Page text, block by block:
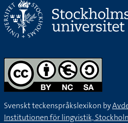
Jag var på ett museum där det
vackra svärd och smycken från förr.
De två klädbutikerna som ligger
båda väldigt fina kläder, men den
billigare priser.
Svenskt teckenspråkslexikon by
Institutionen för lingvistik,